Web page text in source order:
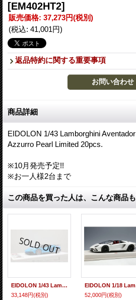
[EM402HT2]
販売価格: 37,273円(税別)
(税込: 41,001円)
返品特約に関する重要事項
商品詳細
EIDOLON 1/43 Lamborghini
Azzurro Pearl Limited 20pcs.
※10月発売予定!!
※お一人様2台まで
この商品を買った人は、こんな商品
EIDOLON 1/43 Lamborghini Aventador LP750-4 SV Roadster 2015 Azzurro Pearl Limited 20pcs.
33,148円(税別)
52,000円(税別)